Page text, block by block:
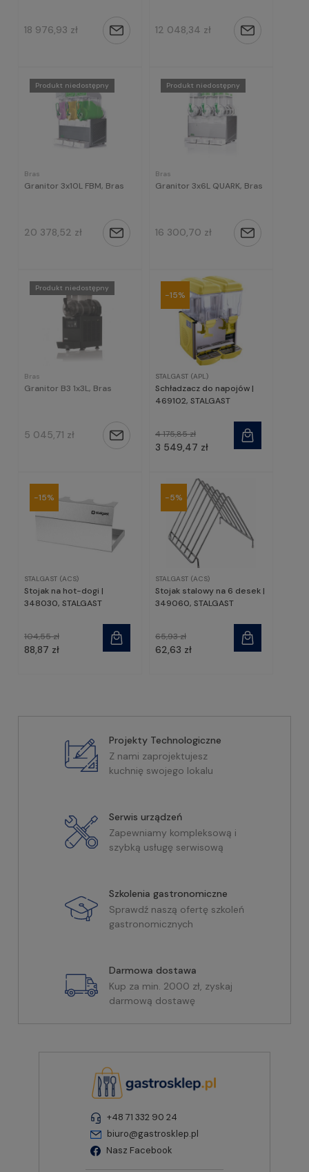
18 976,93 zł Powiadom
dostępności
12 048,34 zł Powiadom
dostępności
Bras
Granitor 3x10L FBM, Bras
20 378,52 zł
Produkt niedostępny
Powiadom
dostępności
Bras
Granitor 3x6L QUARK, Bras
16 300,70 zł
Produkt niedostępny
Powiadom
dostępności
Bras
Granitor B3 1x3L, Bras
5 045,71 zł
Produkt niedostępny
Powiadom
STALGAST (APL)
Schładzacz do napojów |
469102, STALGAST
3 549,47 zł
4 175,85 zł
-15%
STALGAST (ACS)
Stojak na hot-dogi |
348030, STALGAST
88,87 zł
104,55 zł
-15%
STALGAST (ACS)
Stojak stalowy na 6 desek |
349060, STALGAST
62,63 zł
65,93 zł
-5%
Projekty Technologiczne
Z nami zaprojektujesz
kuchnię swojego lokalu
Serwis urządzeń
Zapewniamy kompleksową i
szybką usługę serwisową
Szkolenia gastronomiczne
Sprawdź naszą ofertę szkoleń
gastronomicznych
Darmowa dostawa
Kup za min. 2000 zł, zyskaj
darmową dostawę
+48 71 332 90 24
biuro@gastrosklep.pl
Nasz Facebook